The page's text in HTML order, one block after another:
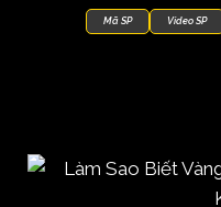
Mã SP Video SP